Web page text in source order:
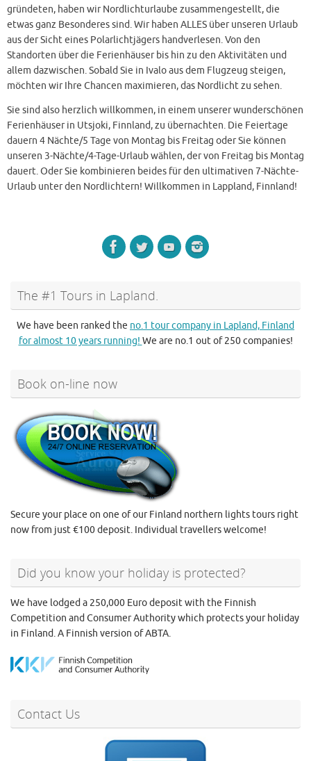
gründeten, haben wir Nordlichturlaube zusammengestellt, die
etwas ganz Besonderes sind. Wir haben ALLES über unseren Urlaub
aus der Sicht eines Polarlichtjägers handverlesen. Von den
Standorten über die Ferienhäuser bis hin zu den Aktivitäten und
allem dazwischen. Sobald Sie in Ivalo aus dem Flugzeug steigen,
möchten wir Ihre Chancen maximieren, das Nordlicht zu sehen.
Sie sind also herzlich willkommen, in einem unserer wunderschönen
Ferienhäuser in Utsjoki, Finnland, zu übernachten. Die Feiertage
dauern 4 Nächte/5 Tage von Montag bis Freitag oder Sie können
unseren 3-Nächte/4-Tage-Urlaub wählen, der von Freitag bis Montag
dauert. Oder Sie kombinieren beides für den ultimativen 7-Nächte-
Urlaub unter den Nordlichtern! Willkommen in Lappland, Finnland!
The #1 Tours in Lapland.
We have been ranked the no.1 tour company in Lapland, Finland
for almost 10 years running! We are no.1 out of 250 companies!
Book on-line now
Secure your place on one of our Finland northern lights tours right
now from just €100 deposit. Individual travellers welcome!
Did you know your holiday is protected?
We have lodged a 250,000 Euro deposit with the Finnish
Competition and Consumer Authority which protects your holiday
in Finland. A Finnish version of ABTA.
Contact Us